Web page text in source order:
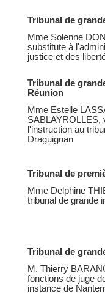
Tribunal de
Mme Solenne
substitute à
justice et des
Tribunal de
Réunion
Mme Estelle
SABLAYROLLES,
l'instruction au
Draguignan
Tribunal de
Mme Delphine
tribunal de grande
Tribunal de
M. Thierry
fonctions de juge
instance de